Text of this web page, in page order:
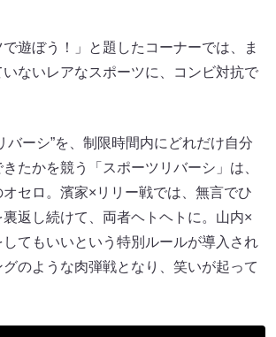
で遊ぼう！」と題したコーナーでは、ま
ないレアなスポーツに、コンビ対抗で
バーシ”を、制限時間内にどれだけ自分
たかを競う「スポーツリバーシ」は、
セロ。濱家×リリー戦では、無言でひ
返し続けて、両者ヘトヘトに。山内×
てもいいという特別ルールが導入され
のような肉弾戦となり、笑いが起って